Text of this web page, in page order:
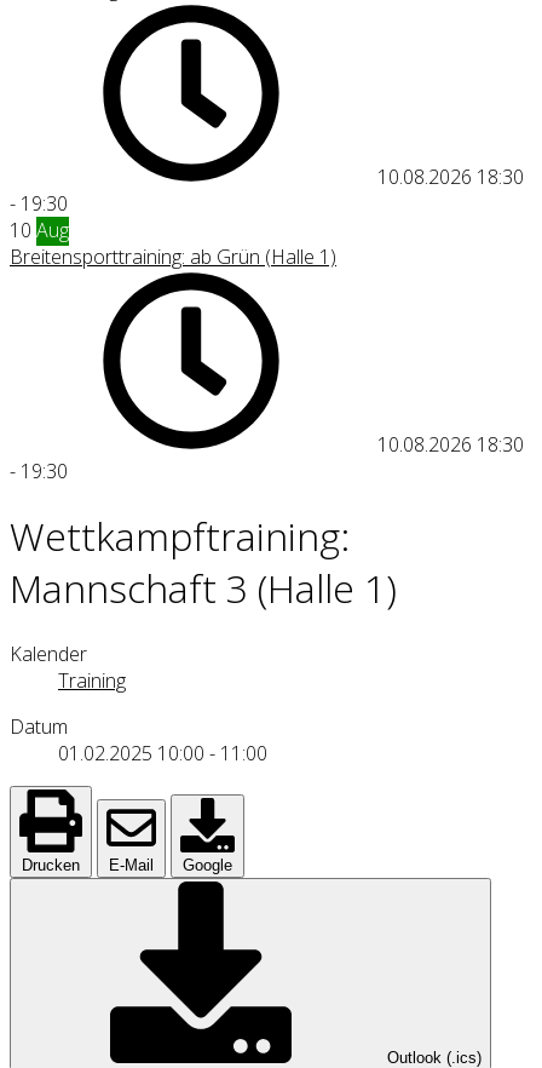
10.08.2026 18:30
- 19:30
10 Aug
Breitensporttraining: ab Grün (Halle 1)
10.08.2026 18:30
- 19:30
Wettkampftraining:
Mannschaft 3 (Halle 1)
Kalender
Training
Datum
01.02.2025 10:00 - 11:00
Drucken E-Mail Google
Outlook (.ics)